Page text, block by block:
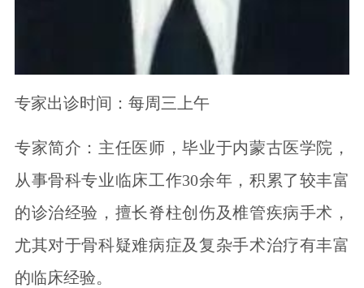
专家出诊时间：每周三上午
专家简介：主任医师，毕业于内蒙古医学院，
从事骨科专业临床工作30余年，积累了较丰富
的诊治经验，擅长脊柱创伤及椎管疾病手术，
尤其对于骨科疑难病症及复杂手术治疗有丰富
的临床经验。